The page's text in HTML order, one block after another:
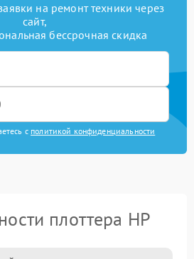
на ремонт техники через
сайт,
бессрочная скидка
с политикой конфиденциальности
плоттера HP